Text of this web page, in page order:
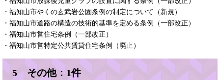
・福知山市やくの玄武岩公園条例の制定について（新規）
・福知山市道路の構造の技術的基準を定める条例（一部改正）
・福知山市営住宅条例（一部改正）
・福知山市営特定公共賃貸住宅条例（廃止）
5 その他：1件